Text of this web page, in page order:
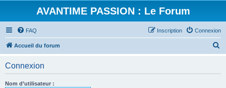
AVANTIME PASSION : Le Forum
FAQ Connexion
Inscription
Accueil du forum
Connexion
Nom d’utilisateur :